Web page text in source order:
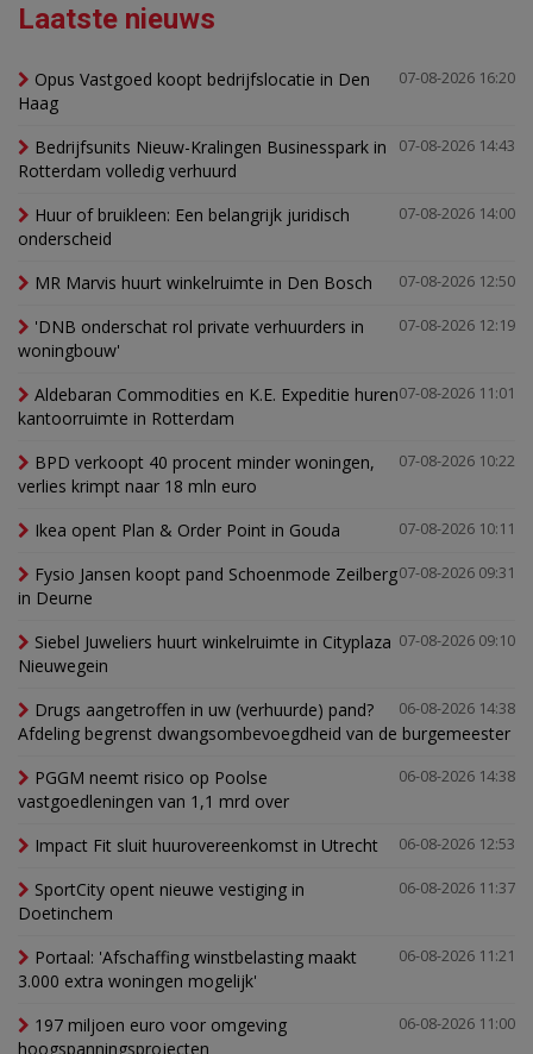
Laatste nieuws
07-08-2026 16:20
Opus Vastgoed koopt bedrijfslocatie in Den
Haag
07-08-2026 14:43
Bedrijfsunits Nieuw-Kralingen Businesspark in
Rotterdam volledig verhuurd
07-08-2026 14:00
Huur of bruikleen: Een belangrijk juridisch
onderscheid
07-08-2026 12:50
MR Marvis huurt winkelruimte in Den Bosch
07-08-2026 12:19
'DNB onderschat rol private verhuurders in
woningbouw'
07-08-2026 11:01
Aldebaran Commodities en K.E. Expeditie huren
kantoorruimte in Rotterdam
07-08-2026 10:22
BPD verkoopt 40 procent minder woningen,
verlies krimpt naar 18 mln euro
07-08-2026 10:11
Ikea opent Plan & Order Point in Gouda
07-08-2026 09:31
Fysio Jansen koopt pand Schoenmode Zeilberg
in Deurne
07-08-2026 09:10
Siebel Juweliers huurt winkelruimte in Cityplaza
Nieuwegein
06-08-2026 14:38
Drugs aangetroffen in uw (verhuurde) pand?
Afdeling begrenst dwangsombevoegdheid van de burgemeester
06-08-2026 14:38
PGGM neemt risico op Poolse
vastgoedleningen van 1,1 mrd over
06-08-2026 12:53
Impact Fit sluit huurovereenkomst in Utrecht
06-08-2026 11:37
SportCity opent nieuwe vestiging in
Doetinchem
06-08-2026 11:21
Portaal: 'Afschaffing winstbelasting maakt
3.000 extra woningen mogelijk'
06-08-2026 11:00
197 miljoen euro voor omgeving
hoogspanningsprojecten